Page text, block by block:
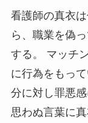
看護師の真衣
ら、職業を偽
する。 マッチ
に行為をもっ
分に対し罪悪
思わぬ言葉に